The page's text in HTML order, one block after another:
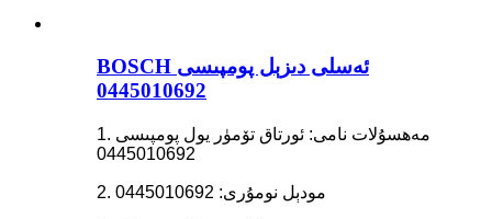
BOSCH ئەسلى دىزېل پومپىسى
0445010692
1. مەھسۇلات نامى: ئورتاق تۆمۈر يول پومپىسى
0445010692
2. مودېل نومۇرى: 0445010692